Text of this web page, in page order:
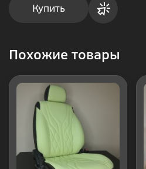
Купить
Похожие товары